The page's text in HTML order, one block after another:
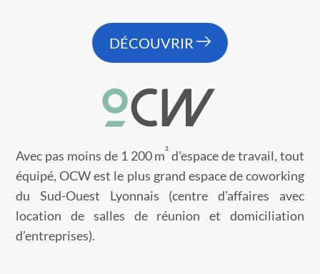
DÉCOUVRIR
Avec pas moins de 1 200 m² d'espace de travail, tout
équipé, OCW est le plus grand espace de coworking
du Sud-Ouest Lyonnais (centre d’affaires avec
location de salles de réunion et domiciliation
d’entreprises).